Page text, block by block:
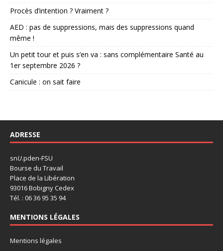
Procès d’intention ? Vraiment ?
AED : pas de suppressions, mais des suppressions quand
même !
Un petit tour et puis s’en va : sans complémentaire Santé au
1er septembre 2026 ?
Canicule : on sait faire
ADRESSE
snU.pden-FSU
Bourse du Travail
Place de la Libération
93016 Bobigny Cedex
Tél. : 06 36 95 35 94
MENTIONS LÉGALES
Mentions légales